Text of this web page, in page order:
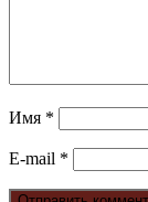
Имя *
E-mail *